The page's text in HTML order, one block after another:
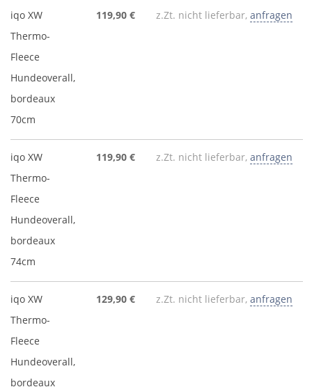
iqo XW
Thermo-
Fleece
Hundeoverall,
bordeaux
70cm
119,90 € z.Zt. nicht lieferbar, anfragen
iqo XW
Thermo-
Fleece
Hundeoverall,
bordeaux
74cm
119,90 € z.Zt. nicht lieferbar, anfragen
iqo XW
Thermo-
Fleece
Hundeoverall,
bordeaux
129,90 € z.Zt. nicht lieferbar, anfragen